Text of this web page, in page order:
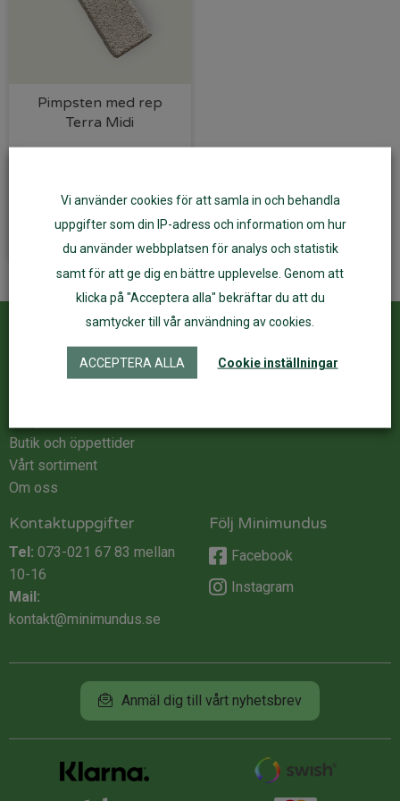
Pimpsten med rep
Terra Midi
Lägg till i varukorg
Kundservice
Kontakta oss
Butik och öppettider
Vårt sortiment
Om oss
Kontaktuppgifter
Tel: 073-021 67 83 mellan
10-16
Mail:
kontakt@minimundus.se
Följ Minimundus
Facebook
Instagram
Anmäl dig till vårt nyhetsbrev
Vi använder cookies för att samla in och behandla
uppgifter som din IP-adress och information om hur
du använder webbplatsen för analys och statistik
samt för att ge dig en bättre upplevelse. Genom att
klicka på "Acceptera alla" bekräftar du att du
samtycker till vår användning av cookies.
ACCEPTERA ALLA Cookie inställningar